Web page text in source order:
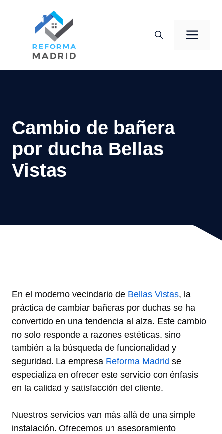
contenido
Cambio de bañera
por ducha Bellas
Vistas
En el moderno vecindario de Bellas Vistas, la
práctica de cambiar bañeras por duchas se ha
convertido en una tendencia al alza. Este cambio
no solo responde a razones estéticas, sino
también a la búsqueda de funcionalidad y
seguridad. La empresa Reforma Madrid se
especializa en ofrecer este servicio con énfasis
en la calidad y satisfacción del cliente.
Nuestros servicios van más allá de una simple
instalación. Ofrecemos un asesoramiento